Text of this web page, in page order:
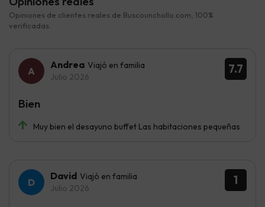
Opiniones de clientes reales de Buscounchollo.com, 100%
verificadas.
7.7
Andrea Viajó en familia
Julio 2026
Muy bien el desayuno buffet Las habitaciones pequeñas
Bien
1
David Viajó en familia
Julio 2026